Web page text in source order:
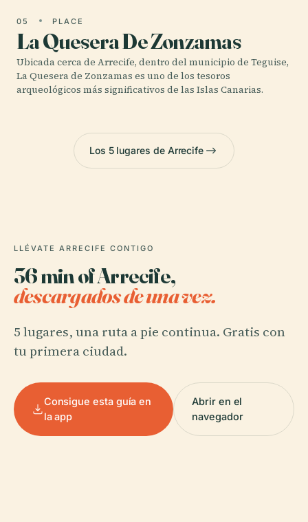
05 PLACE
La Quesera De Zonzamas
Ubicada cerca de Arrecife, dentro del municipio de Teguise,
La Quesera de Zonzamas es uno de los tesoros
arqueológicos más significativos de las Islas Canarias.
Los 5 lugares de Arrecife
LLÉVATE ARRECIFE CONTIGO
36 min of Arrecife,
descargados de una vez.
5 lugares, una ruta a pie continua. Gratis con
tu primera ciudad.
Consigue esta guía en
la app
Abrir en el
navegador